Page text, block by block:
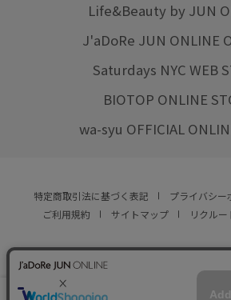
Life&Beauty by JUN
J'aDoRe JUN ONLINE
Saturdays NYC WEB
BIOTOP ONLINE
wa-syu OFFICIAL
特定商取引法に基づく表記 プライバシー
ご利用規約
サイトマップ リクルー
© JUN CO.,LTD. ALL RIGHTS
店舗在庫